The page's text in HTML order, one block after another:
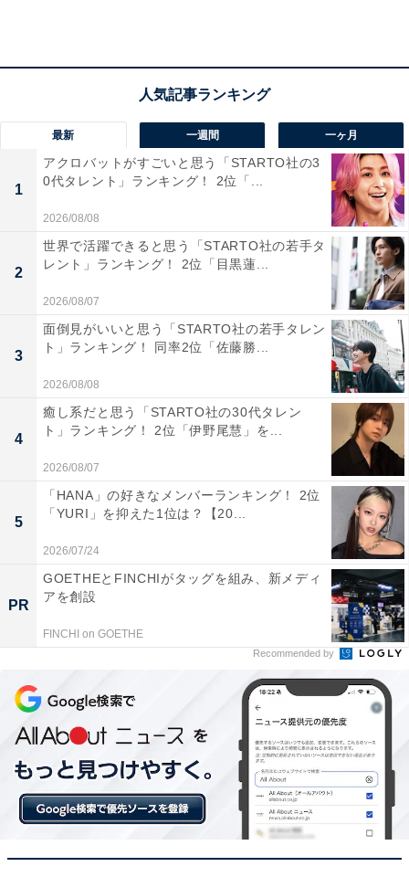
ほかにも、「アレルギーがありパンが食べれないから
（40歳女性／小6・小1）」「窒息の危険があるのでやめ
面やアレルギーの観点から危険な競技なのでなくていい
と思います（38歳女性／小4）」「外で人がたくさんい
るところでパンをくわえて走るのは、子どもによっては
抵抗のある子がいるかもしれないから（32歳女性／幼稚
園）」などのコメントが寄せられました。
第2位：騎馬戦
2位は「騎馬戦」。2〜3人が組んで馬になり、上に乗っ
た1人の帽子を敵チームと取り合う、といったルールが
一般的です。
保護者から圧倒的に多かったのは、「落下して大きな怪
我になりそうだから（40歳女性／小2）」「落下する危
険もあるし、下で支えている方も怪我をする可能性もあ
るので（37歳女性／中2・小4・小2）」などのほか、
「落下という心配はしていないが帽子をとりあう課程で
最新 一週間 一ヶ月
1
アクロバットがすごいと思う「STARTO社の3
0代タレント」ランキング！ 2位「...
2026/08/08
2
世界で活躍できると思う「STARTO社の若手タ
レント」ランキング！ 2位「目黒蓮...
2026/08/07
3
面倒見がいいと思う「STARTO社の若手タレン
ト」ランキング！ 同率2位「佐藤勝...
2026/08/08
4
癒し系だと思う「STARTO社の30代タレン
ト」ランキング！ 2位「伊野尾慧」を...
2026/08/07
5
「HANA」の好きなメンバーランキング！ 2位
「YURI」を抑えた1位は？【20...
2026/07/24
PR
GOETHEとFINCHIがタッグを組み、新メディ
アを創設
FINCHI on GOETHE
Recommended by